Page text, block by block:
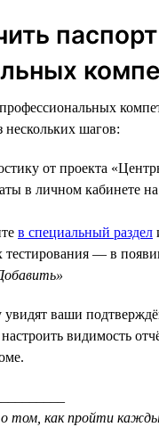
паспорт
нескольких шагов:
от проекта
в личном кабинете
в специальный раздел
тестирования — в
увидят ваши
видимость
том, как пройти